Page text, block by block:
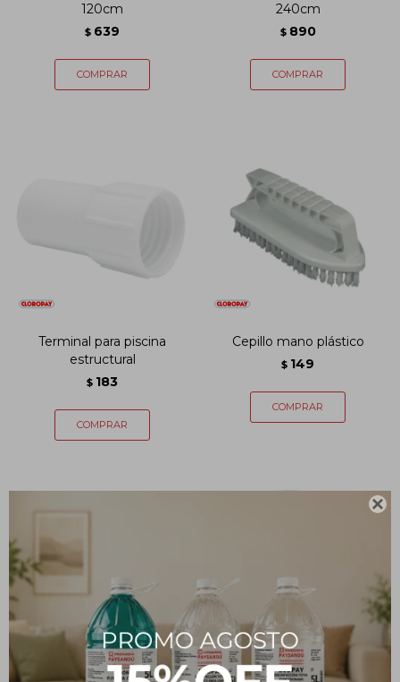

120cm
$ 639
240cm
$ 890
Terminal para piscina
estructural
$ 183
Cepillo mano plástico
$ 149